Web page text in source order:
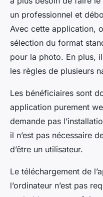
un professionnel et
Avec cette application,
sélection du format
pour la photo. En plus,
les règles de plusieurs
Les bénéficiaires sont
application purement
demande pas
il n’est pas nécessaire
d’être un utilisateur.
Le téléchargement de
l’ordinateur n’est pas